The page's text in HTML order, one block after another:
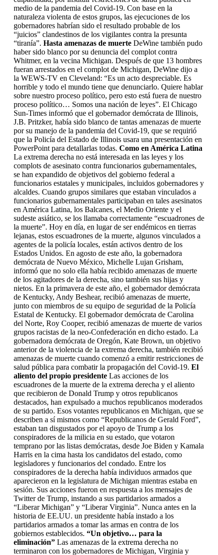
medio de la pandemia del Covid-19. Con base en la
naturaleza violenta de estos grupos, las ejecuciones de los
gobernadores habrían sido el resultado probable de los
“juicios” clandestinos de los vigilantes contra la presunta
“tiranía”. Hasta amenazas de muerte DeWine también pudo
haber sido blanco por su denuncia del complot contra
Whitmer, en la vecina Michigan. Después de que 13 hombres
fueran arrestados en el complot de Michigan, DeWine dijo a
la WEWS-TV en Cleveland: “Es un acto despreciable. Es
horrible y todo el mundo tiene que denunciarlo. Quiere hablar
sobre nuestro proceso político, pero esto está fuera de nuestro
proceso político… Somos una nación de leyes”. El Chicago
Sun-Times informó que el gobernador demócrata de Illinois,
J.B. Pritzker, había sido blanco de tantas amenazas de muerte
por su manejo de la pandemia del Covid-19, que se requirió
que la Policía del Estado de Illinois usara una presentación en
PowerPoint para detallarlas todas. Como en América Latina
La extrema derecha no está interesada en las leyes y los
complots de asesinato contra funcionarios gubernamentales,
se han expandido de objetivos del gobierno federal a
funcionarios estatales y municipales, incluidos gobernadores y
alcaldes. Cuando grupos similares que estaban vinculados a
funcionarios gubernamentales participaban en tales asesinatos
en América Latina, los Balcanes, el Medio Oriente y el
sudeste asiático, se los llamaba correctamente “escuadrones de
la muerte”. Hoy en día, en lugar de ser endémicos en tierras
lejanas, estos escuadrones de la muerte, algunos vinculados a
agentes de la policía locales, están activos dentro de los
Estados Unidos. En agosto de este año, la gobernadora
demócrata de Nuevo México, Michelle Lujan Grisham,
informó que no solo ella había recibido amenazas de muerte
de los agitadores de la derecha, sino también sus hijas y
nietos. En la primavera de este año, el gobernador demócrata
de Kentucky, Andy Beshear, recibió amenazas de muerte,
junto con miembros de su equipo de seguridad de la Policía
Estatal de Kentucky. El gobernador demócrata de Carolina
del Norte, Roy Cooper, recibió amenazas de muerte de varios
grupos racistas de la neo-Confederación en dicho estado. La
gobernadora demócrata de Oregón, Kate Brown, un objetivo
anterior de la violencia de la extrema derecha, también recibió
amenazas de muerte cuando comenzó a emitir restricciones de
salud pública para combatir la propagación del Covid-19. El
aliento del propio presidente Las acciones de los
escuadrones de la muerte de la extrema derecha y el aliento
que recibieron de Donald Trump y otros republicanos
destacados, han expulsado a muchos republicanos moderados
de su partido. Esos votantes republicanos en Michigan, que se
describen a sí mismos como “Republicanos de Gerald Ford”,
estaban tan disgustados por el apoyo de Trump a los
conspiradores de la milicia en su estado, que votaron
temprano por las listas demócratas, desde Joe Biden y Kamala
Harris en la cima hasta los candidatos del estado, como
legisladores y funcionarios del condado. Entre los
conspiradores de la derecha había individuos armados que
aparecieron en la legislatura de Michigan mientras estaba en
sesión. Sus acciones fueron en respuesta a los mensajes de
Twitter de Trump, instando a sus partidarios armados a
“Liberar Michigan” y “Liberar Virginia”. Nunca antes en la
historia de EE.UU. un presidente había instado a los
partidarios armados a tomar las armas en contra de los
gobiernos establecidos. “Un objetivo… para la
eliminación” Las amenazas de la extrema derecha no
terminaron con los gobernadores de Michigan, Virginia y